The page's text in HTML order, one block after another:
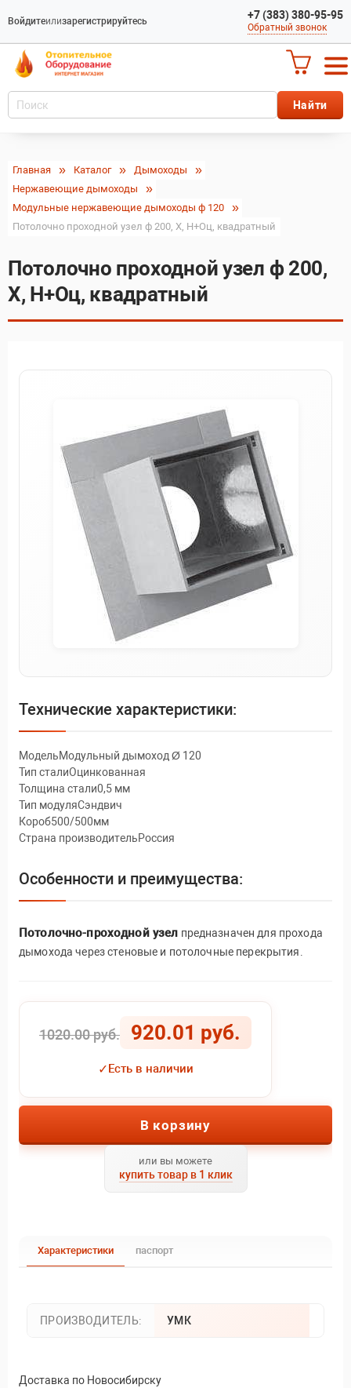
Войдитеилизарегистрируйтесь +7 (383) 380-95-95
Обратный звонок
Главная Каталог
Дымоходы
Нержавеющие дымоходы
Модульные нержавеющие дымоходы ф 120
Потолочно проходной узел ф 200, Х, Н+Оц, квадратный
Потолочно проходной узел ф 200,
Х, Н+Оц, квадратный
Технические характеристики:
МодельМодульный дымоход Ø 120
Тип сталиОцинкованная
Толщина стали0,5 мм
Тип модуляСэндвич
Короб500/500мм
Страна производительРоссия
Особенности и преимущества:
Потолочно-проходной узел предназначен для прохода
дымохода через стеновые и потолочные перекрытия.
1020.00 руб. 920.01 руб.
✓Есть в наличии
В корзину
или вы можете
купить товар в 1 клик
Характеристики паспорт
ПРОИЗВОДИТЕЛЬ: УМК
Доставка по Новосибирску